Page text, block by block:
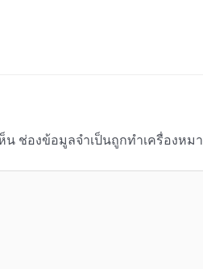
น ช่องข้อมูลจำเป็นถูกทำเครื่องหม